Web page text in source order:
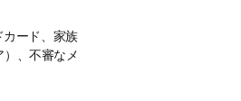
カード、家族
、不審なメ